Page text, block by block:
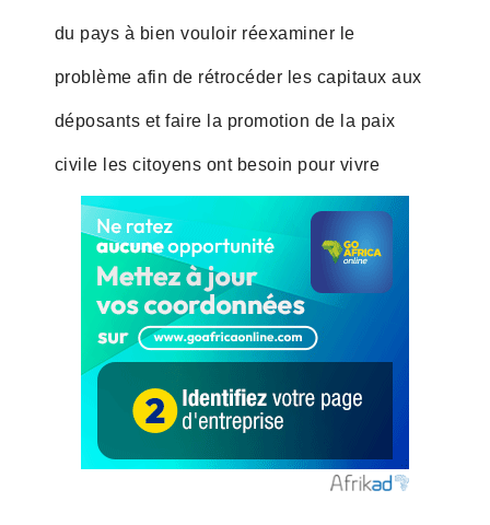
du pays à bien vouloir réexaminer le
problème afin de rétrocéder les capitaux aux
déposants et faire la promotion de la paix
civile les citoyens ont besoin pour vivre